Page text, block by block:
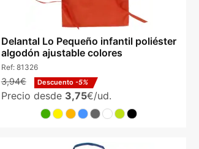
Delantal Lo Pequeño infantil poliéster
algodón ajustable colores
Ref: 81326
3,94€ Descuento -5%
Precio desde 3,75€/ud.